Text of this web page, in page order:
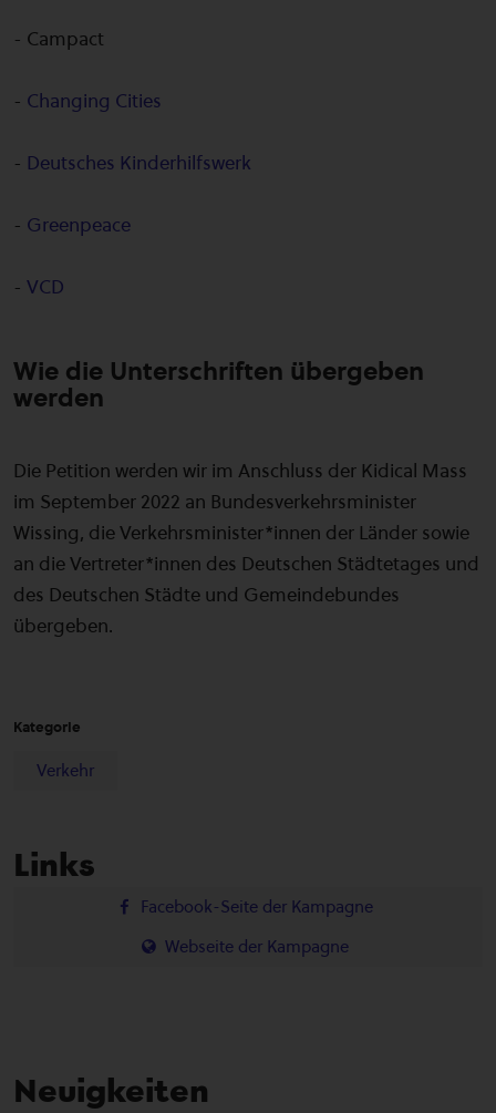
- Campact
- Changing Cities
- Deutsches Kinderhilfswerk
- Greenpeace
- VCD
Wie die Unterschriften übergeben
werden
Die Petition werden wir im Anschluss der Kidical Mass
im September 2022 an Bundesverkehrsminister
Wissing, die Verkehrsminister*innen der Länder sowie
an die Vertreter*innen des Deutschen Städtetages und
des Deutschen Städte und Gemeindebundes
übergeben.
Kategorie
Verkehr
Links
Facebook-Seite der Kampagne
Webseite der Kampagne
Neuigkeiten